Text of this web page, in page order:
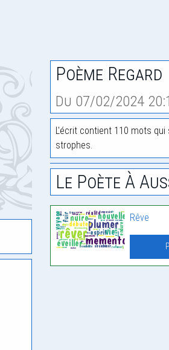
Poème Regard
Du 07/02/2024
L'écrit contient 110 mots
strophes.
Le Poète À
Rêve